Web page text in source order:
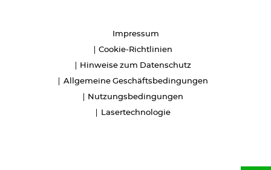
Impressum
Cookie-Richtlinien
Hinweise zum Datenschutz
Allgemeine Geschäftsbedingungen
Nutzungsbedingungen
Lasertechnologie